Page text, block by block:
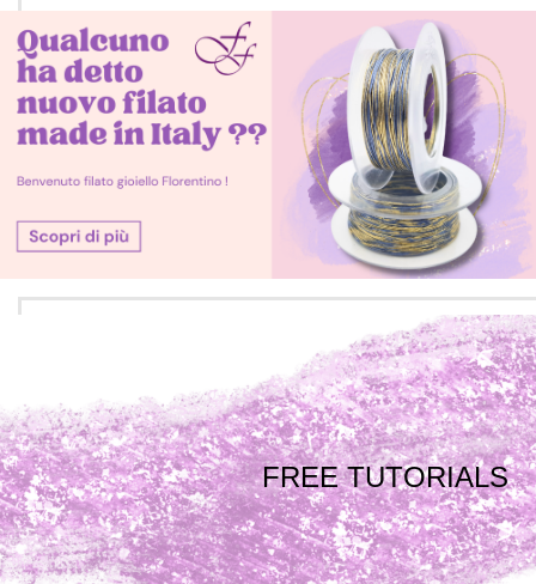
FREE TUTORIALS